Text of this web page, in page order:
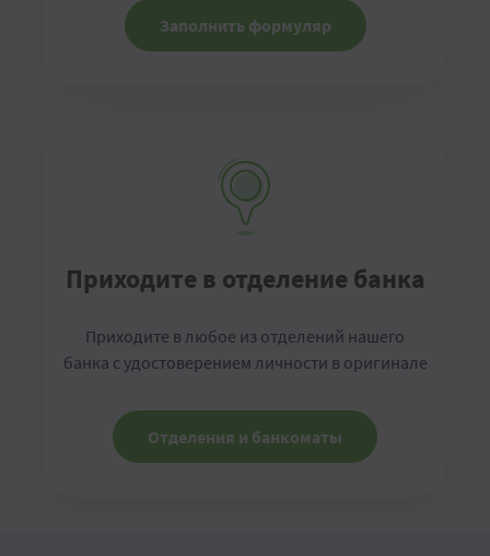
Заполнить формуляр
Приходите в отделение банка
Приходите в любое из отделений нашего
банка с удостоверением личности в оригинале
Отделения и банкоматы